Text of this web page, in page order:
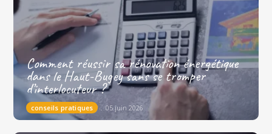
Comment réussir sa rénovation énergétique
dans le Haut-Bugey sans se tromper
d’interlocuteur ?
conseils pratiques 05 juin 2026